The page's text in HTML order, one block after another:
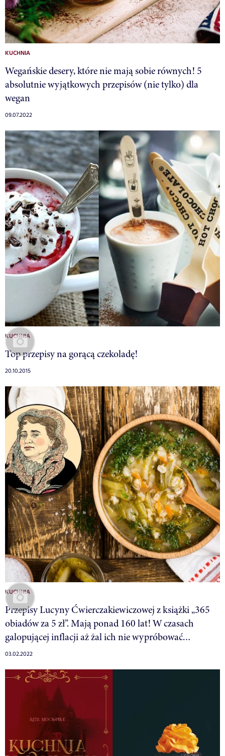
KUCHNIA
Wegańskie desery, które nie mają sobie równych! 5
absolutnie wyjątkowych przepisów (nie tylko) dla
wegan
09.07.2022
KUCHNIA
Top przepisy na gorącą czekoladę!
20.10.2015
KUCHNIA
Przepisy Lucyny Ćwierczakiewiczowej z książki „365
obiadów za 5 zł”. Mają ponad 160 lat! W czasach
galopującej inflacji aż żal ich nie wypróbować…
03.02.2022